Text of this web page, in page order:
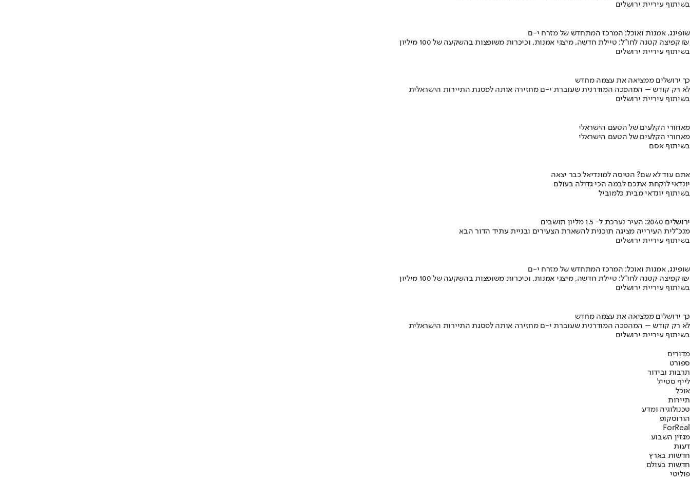
בשיתוף עיריית ירושלים
שופינג, אמנות ואוכל: המרכז המתחדש של מזרח י-ם
קפיצה קטנה לחו"ל: טיילת חדשה, מיצגי אמנות, וכיכרות משופצות בהשקעה של 100 מיליון ₪
בשיתוף עיריית ירושלים
כך ירושלים ממציאה את עצמה מחדש
לא רק קודש – המהפכה המודרנית שעוברת י-ם מחזירה אותה לפסגת התיירות הישראלית
בשיתוף עיריית ירושלים
מאחורי הקלעים של הטעם הישראלי
מאחורי הקלעים של הטעם הישראלי
בשיתוף אסם
אתם עוד לא שם? הטיסה למונדיאל כבר יצאה
יונדאי לוקחת אתכם לבמה הכי גדולה בעולם
בשיתוף יונדאי מבית כלמוביל
ירושלים 2040: העיר נערכת ל- 1.5 מליון תושבים
מנכ"לית העירייה מציגה תוכנית להשארת הצעירים ובניית עתיד הדור הבא
בשיתוף עיריית ירושלים
שופינג, אמנות ואוכל: המרכז המתחדש של מזרח י-ם
קפיצה קטנה לחו"ל: טיילת חדשה, מיצגי אמנות, וכיכרות משופצות בהשקעה של 100 מיליון ₪
בשיתוף עיריית ירושלים
כך ירושלים ממציאה את עצמה מחדש
לא רק קודש – המהפכה המודרנית שעוברת י-ם מחזירה אותה לפסגת התיירות הישראלית
בשיתוף עיריית ירושלים
מדורים
ספורט
תרבות ובידור
לייף סטייל
אוכל
תיירות
טכנולוגיה ומדע
הורוסקופ
ForReal
מגזין השבוע
דעות
חדשות בארץ
חדשות בעולם
פוליטי